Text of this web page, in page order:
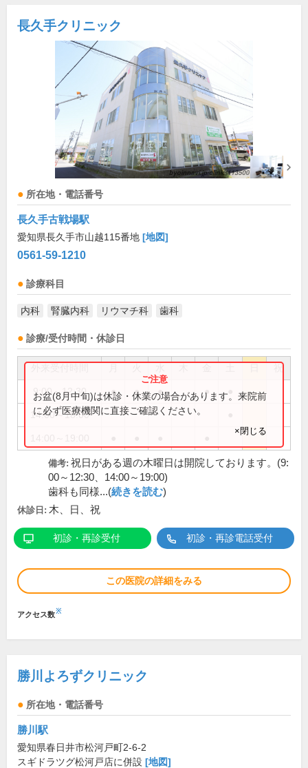
長久手クリニック
所在地・電話番号
長久手古戦場駅
愛知県長久手市山越115番地 [地図]
0561-59-1210
診療科目
内科 腎臓内科 リウマチ科 歯科
診療/受付時間・休診日
祝
9:00～12:30 ● ● ● ●
14:00～18:00
お盆(8月中旬)は休診・休業の場合があります。来院前
に必ず医療機関に直接ご確認ください。
×閉じる
備考: 祝日がある週の木曜日は開院しております。(9:
00～12:30、14:00～19:00)
歯科も同様...(続きを読む)
休診日: 木、日、祝
初診・再診受付 初診・再診電話受付
この医院の詳細をみる
アクセス数※
勝川よろずクリニック
所在地・電話番号
勝川駅
愛知県春日井市松河戸町2-6-2
スギドラツグ松河戸店に併設 [地図]